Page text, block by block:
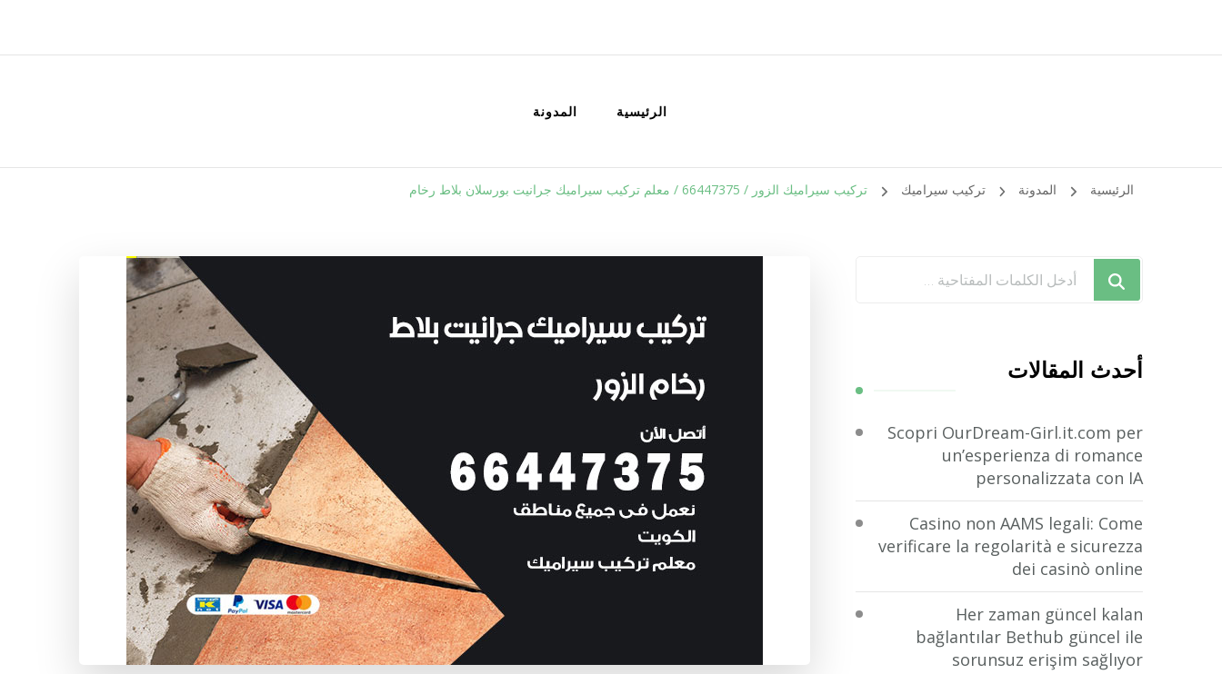
الرئيسية المدونة
الرئيسية المدونة تركيب سيراميك تركيب سيراميك الزور / 66447375 / معلم تركيب سيراميك جرانيت بورسلان بلاط رخام
تبحث
شيء
ما؟
أحدث المقالات
Scopri OurDream-Girl.it.com per
un’esperienza di romance
personalizzata con IA
Casino non AAMS legali: Come
verificare la regolarità e sicurezza
dei casinò online
Her zaman güncel kalan
bağlantılar Bethub güncel ile
sorunsuz erişim sağlıyor